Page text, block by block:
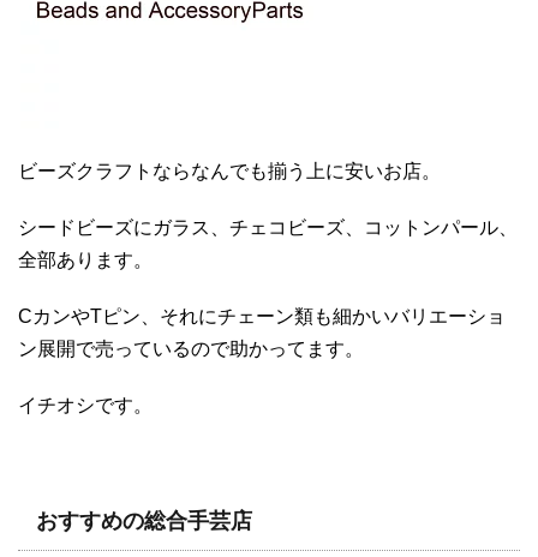
ビーズクラフトならなんでも揃う上に安いお店。
シードビーズにガラス、チェコビーズ、コットンパール、
全部あります。
CカンやTピン、それにチェーン類も細かいバリエーショ
ン展開で売っているので助かってます。
イチオシです。
おすすめの総合手芸店